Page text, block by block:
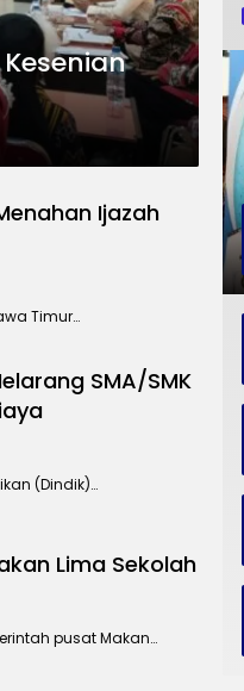
Ijazah
Timur…
SMA/SMK
(Dindik)…
Lima Sekolah
pusat Makan…